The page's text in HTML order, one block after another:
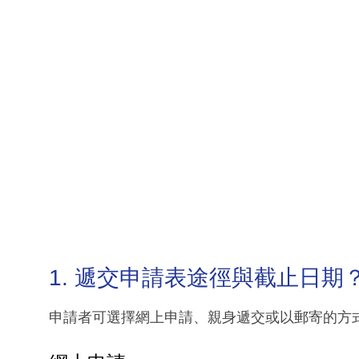
1. 遞交申請表途徑與截止日期
申請者可選擇網上申請、親身遞交或以郵寄的方